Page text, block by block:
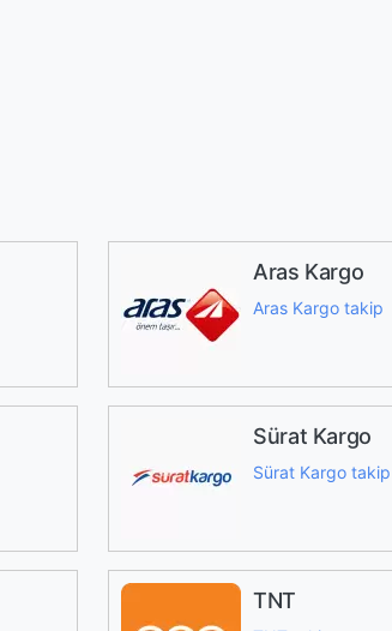
Aras Kargo
Aras Kargo takip
Sürat Kargo
Sürat Kargo takip
TNT